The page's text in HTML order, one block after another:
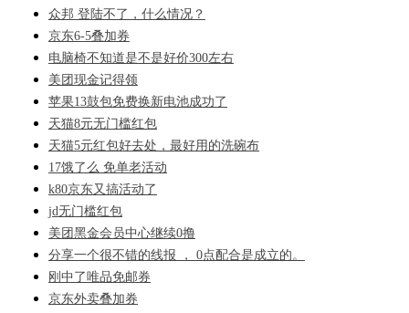
众邦 登陆不了，什么情况？
京东6-5叠加券
电脑椅不知道是不是好价300左右
美团现金记得领
苹果13鼓包免费换新电池成功了
天猫8元无门槛红包
天猫5元红包好去处，最好用的洗碗布
17饿了么 免单老活动
k80京东又搞活动了
jd无门槛红包
美团黑金会员中心继续0撸
分享一个很不错的线报 ， 0点配合是成立的。
刚中了唯品免邮券
京东外卖叠加券